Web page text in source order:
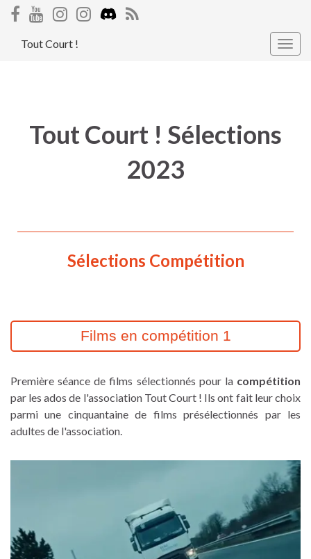
Tout Court !
Tout Court ! Sélections
2023
Sélections Compétition
Films en compétition 1
Première séance de films sélectionnés pour la compétition
par les ados de l'association Tout Court ! Ils ont fait leur choix
parmi une cinquantaine de films présélectionnés par les
adultes de l'association.